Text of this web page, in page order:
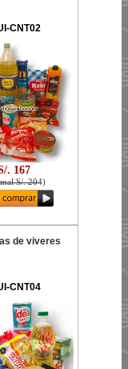
CNT02
. 167
S/. 204)
de viveres
CNT04